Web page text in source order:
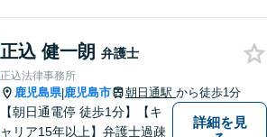
弁護などに強い弁護士です。
「鹿児島あおぞら法律事務
所」で検索。
正込 健一朗 弁護士
正込法律事務所
鹿児島県|鹿児島市 朝日通駅 から徒歩1分
【朝日通電停 徒歩1分】【キ
ャリア15年以上】弁護士過疎
詳細を見